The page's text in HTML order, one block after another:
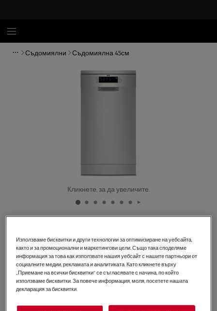
Съдомиялни Съдомиялна 45см
Кликнете, за да увеличите.
Съдомиялна 6000 SatelliteClean
45 cm
0 (0)
Продуктов информационен лист
Използваме бисквитки и други технологии за оптимизиране на уебсайта,
както и за промоционални и маркетингови цели. Също така споделяме
информация за това как използвате нашия уебсайт с нашите партньори от
социалните медии, рекламата и аналитиката. Като кликнете върху
„Приемане на всички бисквитки“ се съгласявате с начина, по който
използваме бисквитки. За повече информация, моля, посетете нашата
декларация за бисквитки.